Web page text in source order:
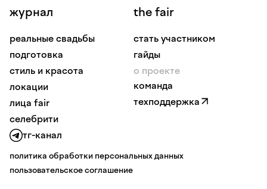
журнал
реальные свадьбы
подготовка
стиль и красота
локации
лица fair
селебрити
the fair
стать участником
гайды
о проекте
команда
техподдержка
тг-канал
политика обработки персональных данных
пользовательское соглашение